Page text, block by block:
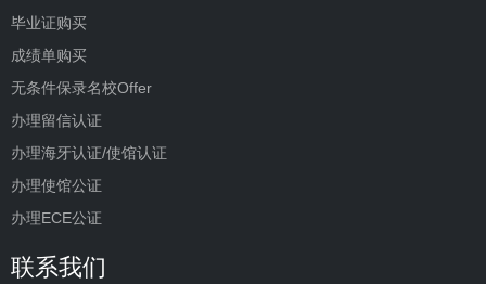
毕业证购买
成绩单购买
无条件保录名校Offer
办理留信认证
办理海牙认证/使馆认证
办理使馆公证
办理ECE公证
联系我们